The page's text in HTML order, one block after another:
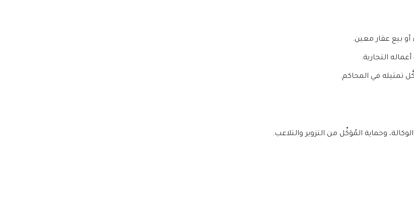
بيع عقار معين.
التجارية.
تمثيله في المحاكم.
وحماية المُوَكِّل من التزوير والتلاعب.